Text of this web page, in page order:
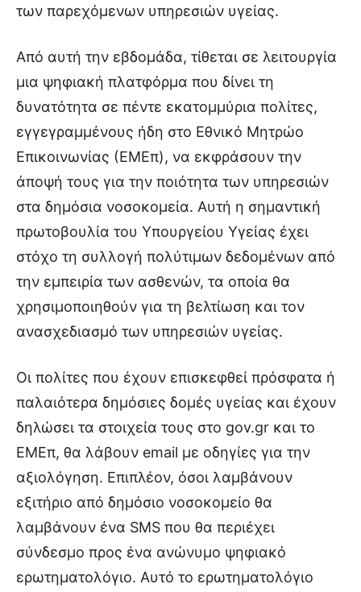
των παρεχόμενων υπηρεσιών υγείας.
Από αυτή την εβδομάδα, τίθεται σε λειτουργία
μια ψηφιακή πλατφόρμα που δίνει τη
δυνατότητα σε πέντε εκατομμύρια πολίτες,
εγγεγραμμένους ήδη στο Εθνικό Μητρώο
Επικοινωνίας (ΕΜΕπ), να εκφράσουν την
άποψή τους για την ποιότητα των υπηρεσιών
στα δημόσια νοσοκομεία. Αυτή η σημαντική
πρωτοβουλία του Υπουργείου Υγείας έχει
στόχο τη συλλογή πολύτιμων δεδομένων από
την εμπειρία των ασθενών, τα οποία θα
χρησιμοποιηθούν για τη βελτίωση και τον
ανασχεδιασμό των υπηρεσιών υγείας.
Οι πολίτες που έχουν επισκεφθεί πρόσφατα ή
παλαιότερα δημόσιες δομές υγείας και έχουν
δηλώσει τα στοιχεία τους στο gov.gr και το
ΕΜΕπ, θα λάβουν email με οδηγίες για την
αξιολόγηση. Επιπλέον, όσοι λαμβάνουν
εξιτήριο από δημόσιο νοσοκομείο θα
λαμβάνουν ένα SMS που θα περιέχει
σύνδεσμο προς ένα ανώνυμο ψηφιακό
ερωτηματολόγιο. Αυτό το ερωτηματολόγιο